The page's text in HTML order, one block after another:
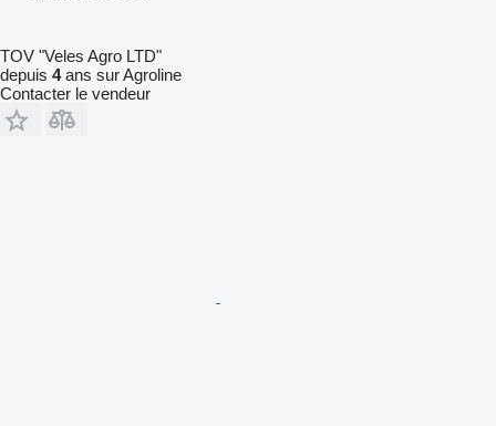
TOV "Veles Agro LTD"
depuis 4ans sur Agroline
Contacter le vendeur